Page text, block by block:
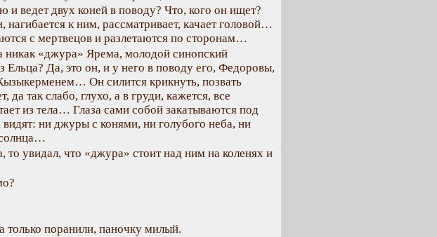
и ведет двух коней в поводу? Что, кого он ищет?
к ним, рассматривает, качает головой…
с мертвецов и разлетаются по сторонам…
никак «джура» Ярема, молодой синопский
Ельца? Да, это он, и у него в поводу его, Федоровы,
Он силится крикнуть, позвать
да так слабо, глухо, а в груди, кажется, все
из тела… Глаза сами собой закатываются под
ни джуры с конями, ни голубого неба, ни
то увидал, что «джура» стоит над ним на коленях и
только поранили, паночку милый.